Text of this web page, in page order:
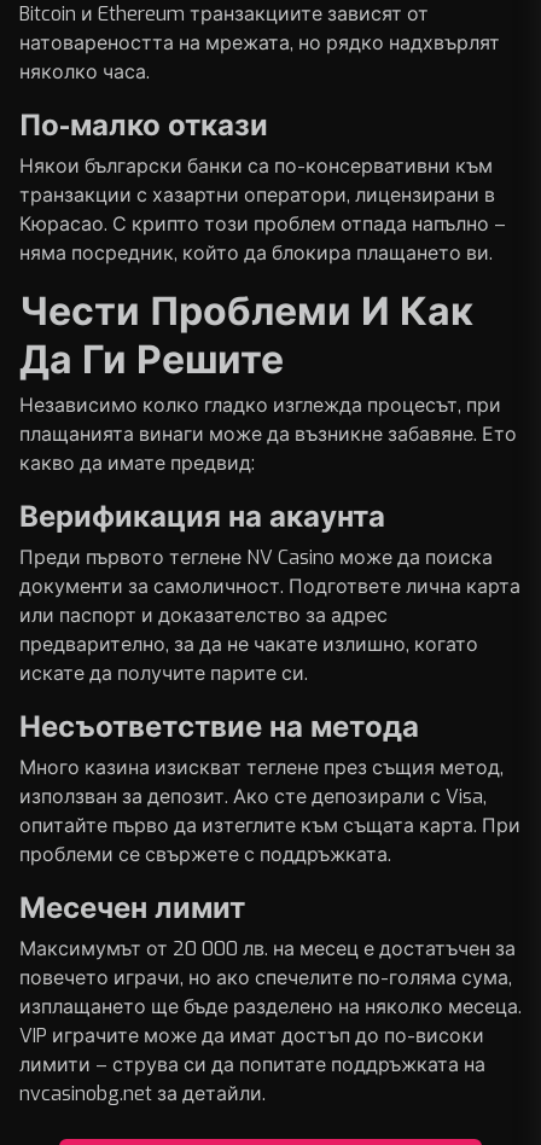
Bitcoin и Ethereum транзакциите зависят от
натовареността на мрежата, но рядко надхвърлят
няколко часа.
По-малко откази
Някои български банки са по-консервативни към
транзакции с хазартни оператори, лицензирани в
Кюрасао. С крипто този проблем отпада напълно –
няма посредник, който да блокира плащането ви.
Чести Проблеми И Как
Да Ги Решите
Независимо колко гладко изглежда процесът, при
плащанията винаги може да възникне забавяне. Ето
какво да имате предвид:
Верификация на акаунта
Преди първото теглене NV Casino може да поиска
документи за самоличност. Подгответе лична карта
или паспорт и доказателство за адрес
предварително, за да не чакате излишно, когато
искате да получите парите си.
Несъответствие на метода
Много казина изискват теглене през същия метод,
използван за депозит. Ако сте депозирали с Visa,
опитайте първо да изтеглите към същата карта. При
проблеми се свържете с поддръжката.
Месечен лимит
Максимумът от 20 000 лв. на месец е достатъчен за
повечето играчи, но ако спечелите по-голяма сума,
изплащането ще бъде разделено на няколко месеца.
VIP играчите може да имат достъп до по-високи
лимити – струва си да попитате поддръжката на
nvcasinobg.net за детайли.